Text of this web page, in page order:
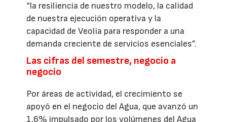
“la resiliencia de nuestro modelo, la calidad
de nuestra ejecución operativa y la
capacidad de Veolia para responder a una
demanda creciente de servicios esenciales”.
Las cifras del semestre, negocio a
negocio
Por áreas de actividad, el crecimiento se
apoyó en el negocio del Agua, que avanzó un
1,6% impulsado por los volúmenes del Agua